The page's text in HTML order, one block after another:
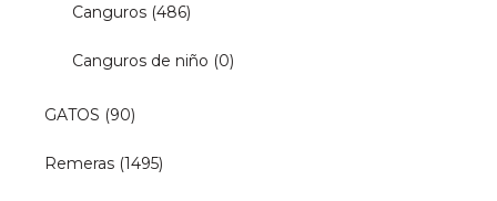
Canguros (486)
Canguros de niño (0)
GATOS (90)
Remeras (1495)